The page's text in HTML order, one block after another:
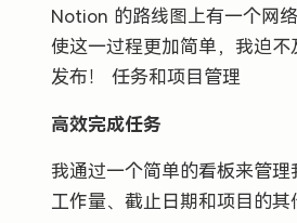
Notion 的路线图上有一个网
使这一过程更加简单，我迫不
发布！ 任务和项目管理
高效完成任务
我通过一个简单的看板来管理
工作量、截止日期和项目的其